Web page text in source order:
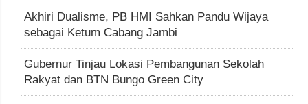
Akhiri Dualisme, PB HMI Sahkan Pandu Wijaya
sebagai Ketum Cabang Jambi
Gubernur Tinjau Lokasi Pembangunan Sekolah
Rakyat dan BTN Bungo Green City